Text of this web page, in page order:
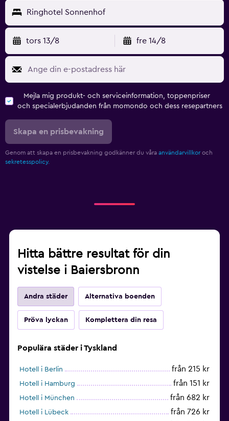
Ringhotel Sonnenhof
tors 13/8 fre 14/8
Mejla mig produkt- och serviceinformation, toppenpriser
och specialerbjudanden från momondo och dess resepartners
Skapa en prisbevakning
Genom att skapa en prisbevakning godkänner du våra användarvillkor och
sekretesspolicy.
Hitta bättre resultat för din
vistelse i Baiersbronn
Andra städer Alternativa boenden
Pröva lyckan Komplettera din resa
Populära städer i Tyskland
Hotell i Berlin från 215 kr
Hotell i Hamburg från 151 kr
Hotell i München från 682 kr
Hotell i Lübeck från 726 kr